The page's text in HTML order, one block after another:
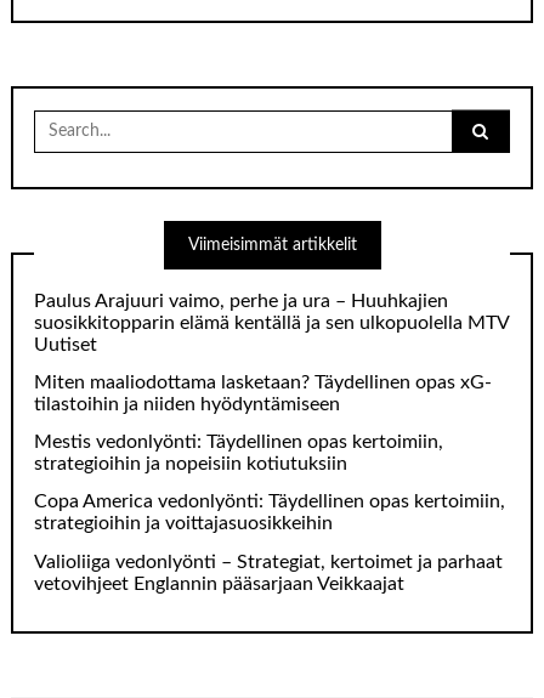
for:
Viimeisimmät artikkelit
Paulus Arajuuri vaimo, perhe ja ura – Huuhkajien
suosikkitopparin elämä kentällä ja sen ulkopuolella MTV
Uutiset
Miten maaliodottama lasketaan? Täydellinen opas xG-
tilastoihin ja niiden hyödyntämiseen
Mestis vedonlyönti: Täydellinen opas kertoimiin,
strategioihin ja nopeisiin kotiutuksiin
Copa America vedonlyönti: Täydellinen opas kertoimiin,
strategioihin ja voittajasuosikkeihin
Valioliiga vedonlyönti – Strategiat, kertoimet ja parhaat
vetovihjeet Englannin pääsarjaan Veikkaajat